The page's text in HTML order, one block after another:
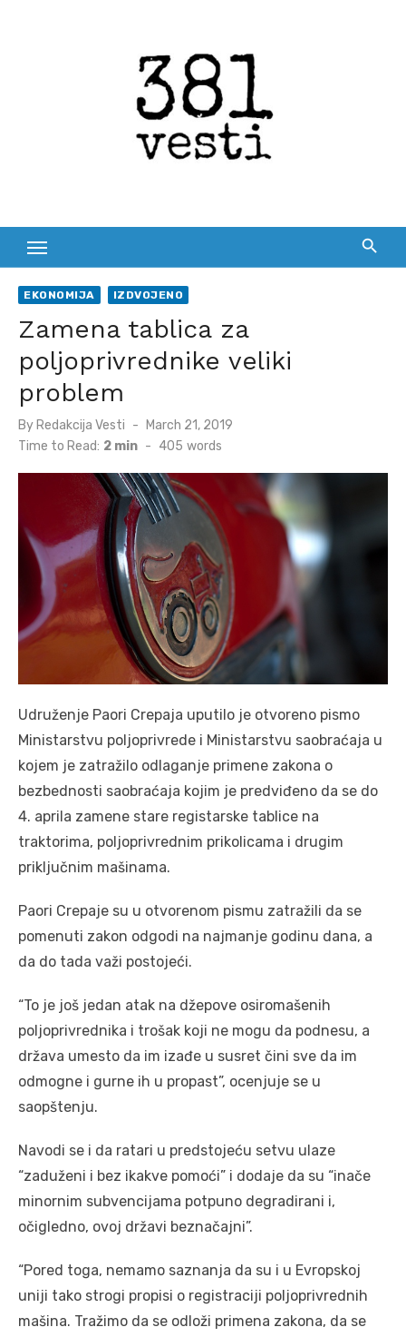
EKONOMIJA IZDVOJENO
Zamena tablica za
poljoprivrednike veliki
problem
By Redakcija Vesti
Posted
March 21, 2019
Time to Read: 2 min - 405 words
Udruženje Paori Crepaja uputilo je otvoreno pismo
Ministarstvu poljoprivrede i Ministarstvu saobraćaja u
kojem je zatražilo odlaganje primene zakona o
bezbednosti saobraćaja kojim je predviđeno da se do
4. aprila zamene stare registarske tablice na
traktorima, poljoprivrednim prikolicama i drugim
priključnim mašinama.
Paori Crepaje su u otvorenom pismu zatražili da se
pomenuti zakon odgodi na najmanje godinu dana, a
da do tada važi postojeći.
“To je još jedan atak na džepove osiromašenih
poljoprivrednika i trošak koji ne mogu da podnesu, a
država umesto da im izađe u susret čini sve da im
odmogne i gurne ih u propast”, ocenjuje se u
saopštenju.
Navodi se i da ratari u predstojeću setvu ulaze
“zaduženi i bez ikakve pomoći” i dodaje da su “inače
minornim subvencijama potpuno degradirani i,
očigledno, ovoj državi beznačajni”.
“Pored toga, nemamo saznanja da su i u Evropskoj
uniji tako strogi propisi o registraciji poljoprivrednih
mašina. Tražimo da se odloži primena zakona, da se